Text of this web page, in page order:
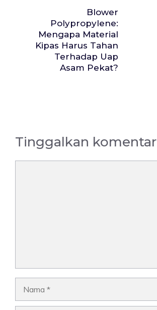
Blower
Polypropylene:
Mengapa Material
Kipas Harus Tahan
Terhadap Uap
Asam Pekat?
Tinggalkan komentar